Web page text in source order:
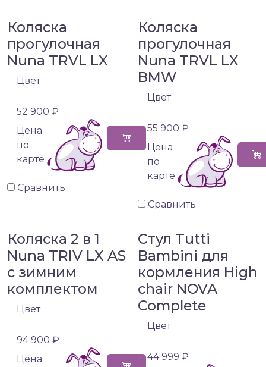
Коляска
прогулочная
Nuna TRVL LX
Цвет
52 900 ₽
Цена
по
карте
Сравнить
Коляска
прогулочная
Nuna TRVL LX
BMW
Цвет
55 900 ₽
Цена
по
карте
Сравнить
Коляска 2 в 1
Nuna TRIV LX AS
с зимним
комплектом
Цвет
94 900 ₽
Цена
Стул Tutti
Bambini для
кормления High
chair NOVA
Complete
Цвет
44 999 ₽